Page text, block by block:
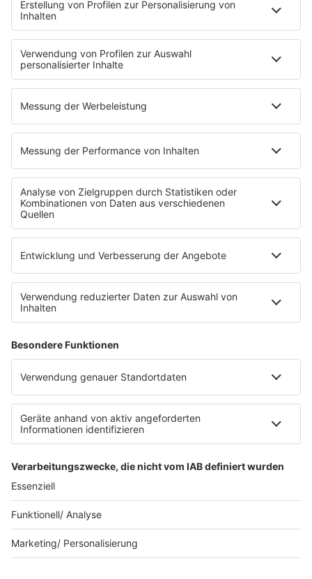
Aber bitte mit Schlager
Erdbeerkäse
Fitness mit M.A.R.K
Glück in Worten
Todesursache
Niemand muss ein Promi sein
PROGRAMM
Mit den Waffeln einer Frau
SERVICE
Empfang
barba radio App
Impressum
Datenschutz Facebook & Instagram
Datenschutzeinstellungen
Clubbedingungen
Werbung schalten
Waffel-Werbepartner
80s80s.de
90s90s.de
Schlagerplanetradio.com
1deutsch.de
WEIHNACHTSMUSIK.FM
© barba radio. Ein Baby von Barbara Schöneberger und
REGIOCAST.